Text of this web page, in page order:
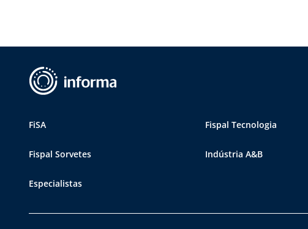
FiSA Fispal Tecnologia
Fispal Sorvetes Indústria A&B
Especialistas